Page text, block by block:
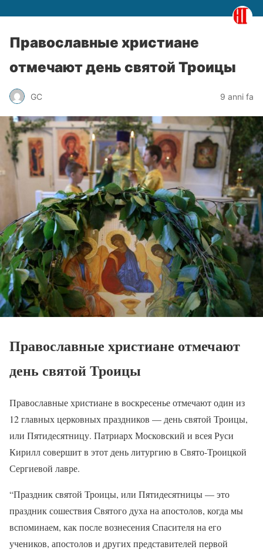
Православные христиане
отмечают день святой Троицы
GC 9 anni fa
Православные христиане отмечают
день святой Троицы
Православные христиане в воскресенье отмечают один из
12 главных церковных праздников — день святой Троицы,
или Пятидесятницу. Патриарх Московский и всея Руси
Кирилл совершит в этот день литургию в Свято-Троицкой
Сергиевой лавре.
“Праздник святой Троицы, или Пятидесятницы — это
праздник сошествия Святого духа на апостолов, когда мы
вспоминаем, как после вознесения Спасителя на его
учеников, апостолов и других представителей первой